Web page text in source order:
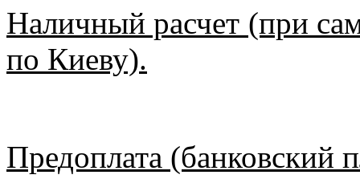
Наличный расчет (при
по Киеву).
Предоплата (банковский